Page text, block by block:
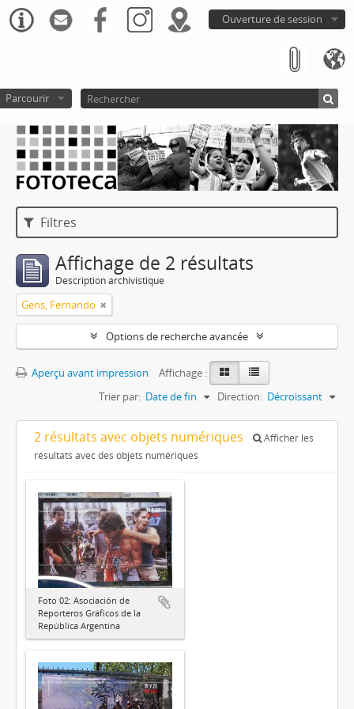
Ouverture de session
Parcourir
Filtres
Affichage de 2 résultats
Description archivistique
Gens, Fernando
Options de recherche avancée
Aperçu avant impression
Affichage :
Trier par: Date de fin Direction: Décroissant
2 résultats avec objets numériques
Afficher les
résultats avec des objets numériques
Foto 02: Asociación de
Reporteros Gráficos de la
República Argentina